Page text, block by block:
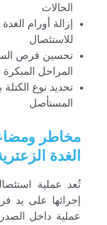
الحالات
إزالة أورام
للاستئصال
تحسين فرص
المراحل المبكرة
تحديد نوع
المستأصل
مخاطر
الغدة
تُعد عملية
إجرائها على
عملية داخل